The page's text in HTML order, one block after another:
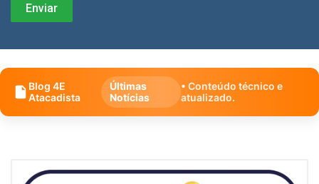
Blog 4E
Atacadista
Últimas
Notícias
• Conteúdo técnico e
atualizado.